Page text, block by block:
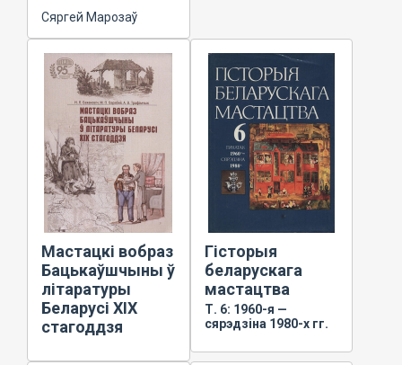
Сяргей Марозаў
Мастацкі вобраз
Бацькаўшчыны ў
літаратуры
Беларусі XIX
стагоддзя
Гісторыя
беларускага
мастацтва
Т. 6: 1960-я —
сярэдзіна 1980-х гг.